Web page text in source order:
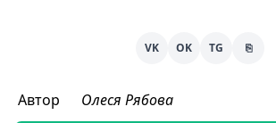
VK OK TG ⎘
Автор Олеся Рябова